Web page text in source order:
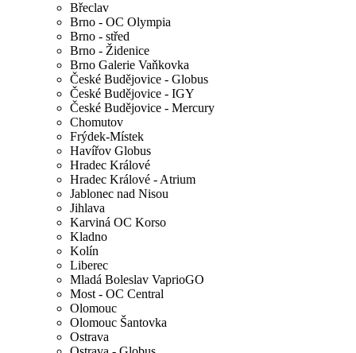
Břeclav
Brno - OC Olympia
Brno - střed
Brno - Židenice
Brno Galerie Vaňkovka
České Budějovice - Globus
České Budějovice - IGY
České Budějovice - Mercury
Chomutov
Frýdek-Místek
Havířov Globus
Hradec Králové
Hradec Králové - Atrium
Jablonec nad Nisou
Jihlava
Karviná OC Korso
Kladno
Kolín
Liberec
Mladá Boleslav VaprioGO
Most - OC Central
Olomouc
Olomouc Šantovka
Ostrava